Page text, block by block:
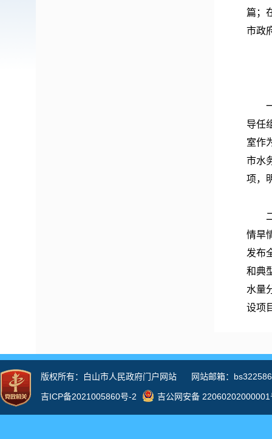
篇；
市政
导任
室作
市水
项，
情旱
发布
和典
水量
设项
政协
水务
录版